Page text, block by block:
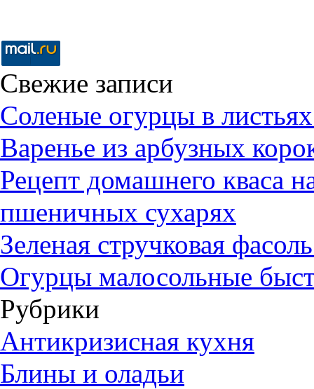
Свежие записи
Соленые огурцы в
Варенье из арбузных
Рецепт домашнего кваса
пшеничных сухарях
Зеленая стручковая
Огурцы малосольные
Рубрики
Антикризисная кухня
Блины и оладьи